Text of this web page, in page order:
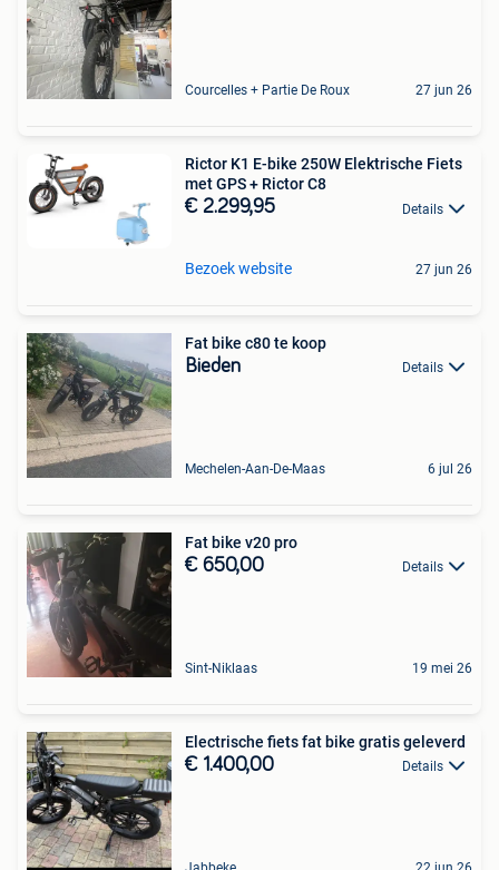
Courcelles + Partie De Roux 27 jun 26
Rictor K1 E-bike 250W Elektrische Fiets
met GPS + Rictor C8
€ 2.299,95 Details
Bezoek website 27 jun 26
Fat bike c80 te koop
Bieden Details
Mechelen-Aan-De-Maas 6 jul 26
Fat bike v20 pro
€ 650,00 Details
Sint-Niklaas 19 mei 26
Electrische fiets fat bike gratis geleverd
€ 1.400,00 Details